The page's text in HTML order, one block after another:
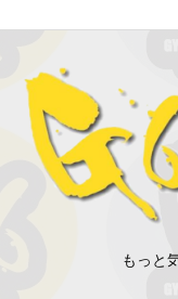
もっと